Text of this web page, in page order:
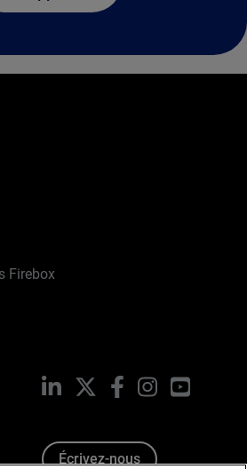
Firebox
LinkedIn FacebookInstagramYouTube
Écrivez-nous